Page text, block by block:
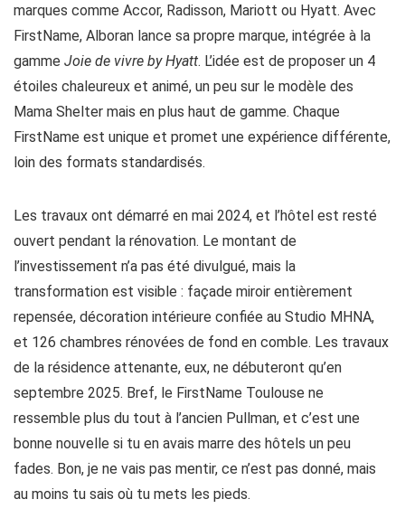
marques comme Accor, Radisson, Mariott ou Hyatt. Avec
FirstName, Alboran lance sa propre marque, intégrée à la
gamme Joie de vivre by Hyatt. L’idée est de proposer un 4
étoiles chaleureux et animé, un peu sur le modèle des
Mama Shelter mais en plus haut de gamme. Chaque
FirstName est unique et promet une expérience différente,
loin des formats standardisés.
Les travaux ont démarré en mai 2024, et l’hôtel est resté
ouvert pendant la rénovation. Le montant de
l’investissement n’a pas été divulgué, mais la
transformation est visible : façade miroir entièrement
repensée, décoration intérieure confiée au Studio MHNA,
et 126 chambres rénovées de fond en comble. Les travaux
de la résidence attenante, eux, ne débuteront qu’en
septembre 2025. Bref, le FirstName Toulouse ne
ressemble plus du tout à l’ancien Pullman, et c’est une
bonne nouvelle si tu en avais marre des hôtels un peu
fades. Bon, je ne vais pas mentir, ce n’est pas donné, mais
au moins tu sais où tu mets les pieds.